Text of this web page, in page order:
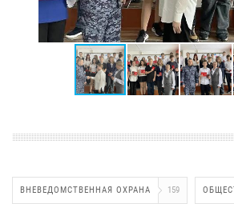
ВНЕВЕДОМСТВЕННАЯ ОХРАНА 159